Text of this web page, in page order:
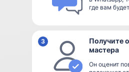
где вам
3
Получите
мастера
Он оценит